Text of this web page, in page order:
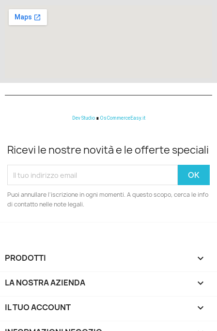
Dev Studio ∎ OsCommerceEasy.it
Ricevi le nostre novità e le offerte speciali
Puoi annullare l'iscrizione in ogni momenti. A questo scopo, cerca le info
di contatto nelle note legali.
PRODOTTI 
LA NOSTRA AZIENDA 
IL TUO ACCOUNT 